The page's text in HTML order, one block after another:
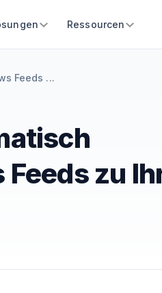
Ressourcen
Feeds ...
zu